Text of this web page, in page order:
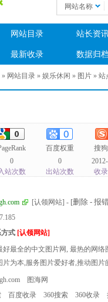
网站名称
网站目录 站长资
最新收录 数据归档
» 网站目录 »娱乐休闲 » 图片 » 站
百度权重 搜
0
站次数
0
出站次数
收
[认领网站] - [删除 - 报
式 [认领网站]
好最全的中文图片网, 最热的网
片为本,服务图片爱好者,推动图片
图海网
百度收录 360搜索 360收录